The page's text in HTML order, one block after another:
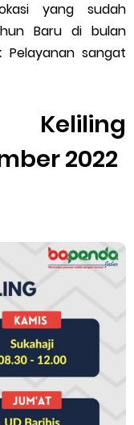
Operasionalnya
Gangguan
Gojek
Monday, 10 August
yang sudah
Baru di bulan
sangat
2022